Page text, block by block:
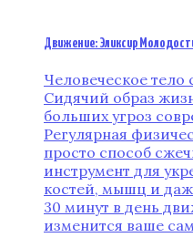
Движение: Эликсир
Человеческое
Сидячий образ
больших угроз
Регулярная
просто способ
инструмент для
костей, мышц и
30 минут в день
изменится ваше